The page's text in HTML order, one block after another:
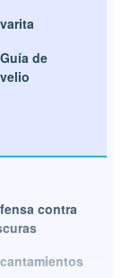
de
contra